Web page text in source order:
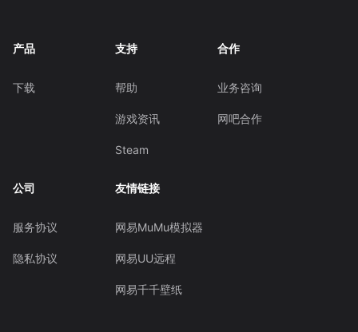
产品
下载
支持
帮助
游戏资讯
Steam
合作
业务咨询
网吧合作
公司
服务协议
隐私协议
友情链接
网易MuMu模拟器
网易UU远程
网易千千壁纸